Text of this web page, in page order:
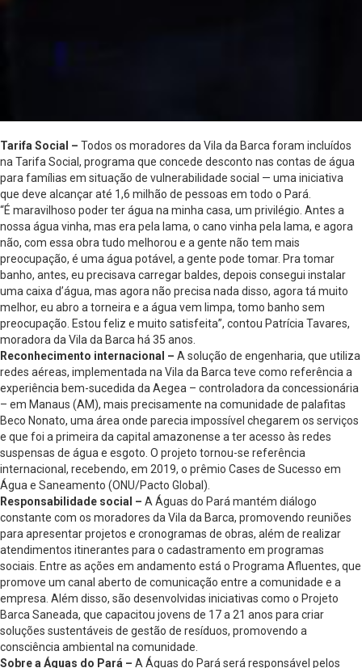
Tarifa Social – Todos os moradores da Vila da Barca foram incluídos
na Tarifa Social, programa que concede desconto nas contas de água
para famílias em situação de vulnerabilidade social — uma iniciativa
que deve alcançar até 1,6 milhão de pessoas em todo o Pará.
“É maravilhoso poder ter água na minha casa, um privilégio. Antes a
nossa água vinha, mas era pela lama, o cano vinha pela lama, e agora
não, com essa obra tudo melhorou e a gente não tem mais
preocupação, é uma água potável, a gente pode tomar. Pra tomar
banho, antes, eu precisava carregar baldes, depois consegui instalar
uma caixa d’água, mas agora não precisa nada disso, agora tá muito
melhor, eu abro a torneira e a água vem limpa, tomo banho sem
preocupação. Estou feliz e muito satisfeita”, contou Patrícia Tavares,
moradora da Vila da Barca há 35 anos.
Reconhecimento internacional – A solução de engenharia, que utiliza
redes aéreas, implementada na Vila da Barca teve como referência a
experiência bem-sucedida da Aegea – controladora da concessionária
– em Manaus (AM), mais precisamente na comunidade de palafitas
Beco Nonato, uma área onde parecia impossível chegarem os serviços
e que foi a primeira da capital amazonense a ter acesso às redes
suspensas de água e esgoto. O projeto tornou-se referência
internacional, recebendo, em 2019, o prêmio Cases de Sucesso em
Água e Saneamento (ONU/Pacto Global).
Responsabilidade social – A Águas do Pará mantém diálogo
constante com os moradores da Vila da Barca, promovendo reuniões
para apresentar projetos e cronogramas de obras, além de realizar
atendimentos itinerantes para o cadastramento em programas
sociais. Entre as ações em andamento está o Programa Afluentes, que
promove um canal aberto de comunicação entre a comunidade e a
empresa. Além disso, são desenvolvidas iniciativas como o Projeto
Barca Saneada, que capacitou jovens de 17 a 21 anos para criar
soluções sustentáveis de gestão de resíduos, promovendo a
consciência ambiental na comunidade.
Sobre a Águas do Pará – A Águas do Pará será responsável pelos